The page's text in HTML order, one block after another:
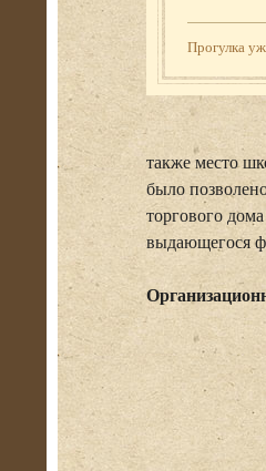
Прогулка
также место
было
торгового
выдающегося